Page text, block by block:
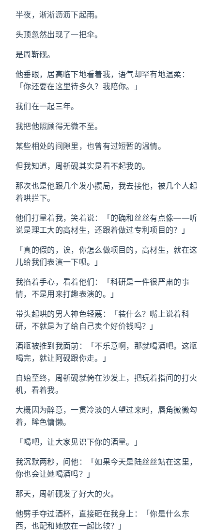
半夜，淅淅沥沥下起雨。
头顶忽然出现了一把伞。
是周靳砚。
他垂眼，居高临下地看着我，语气却罕有地温柔：
「你还要在这里待多久？我陪你。」
我们在一起三年。
我把他照顾得无微不至。
某些相处的间隙里，也曾有过短暂的温情。
但我知道，周靳砚其实是看不起我的。
那次也是他跟几个发小攒局，我去接他，被几个人起
着哄拦下。
他们打量着我，笑着说：「的确和丝丝有点像——听
说是理工大的高材生，还跟着做过专利项目的？」
「真的假的，诶，你怎么做项目的，高材生，就在这
儿给我们表演一下呗。」
我掐着手心，看着他们：「科研是一件很严肃的事
情，不是用来打趣表演的。」
带头起哄的男人神色轻蔑：「装什么？嘴上说着科
研，不就是为了给自己卖个好价钱吗？」
酒瓶被推到我面前：「不乐意啊，那就喝酒吧。这瓶
喝完，就让阿砚跟你走。」
自始至终，周靳砚就倚在沙发上，把玩着指间的打火
机，看着我。
大概因为醉意，一贯冷淡的人望过来时，唇角微微勾
着，眸色慵懒。
「喝吧，让大家见识下你的酒量。」
我沉默两秒，问他：「如果今天是陆丝丝站在这里，
你也会让她喝酒吗？」
那天，周靳砚发了好大的火。
他劈手夺过酒杯，直接砸在我身上：「你是什么东
西，也配和她放在一起比较？」